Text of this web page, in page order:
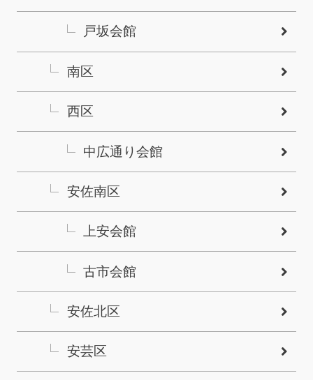
戸坂会館
南区
西区
中広通り会館
安佐南区
上安会館
古市会館
安佐北区
安芸区